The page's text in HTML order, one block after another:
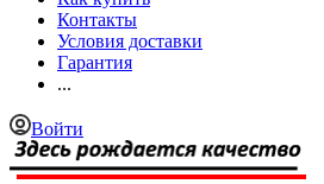
Контакты
Условия доставки
Гарантия
...
Войти